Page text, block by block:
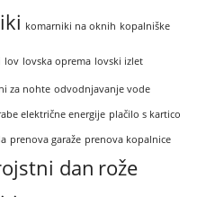
komarniki na oknih kopalniške
lov lovska oprema lovski izlet
za nohte odvodnjavanje vode
električne energije plačilo s kartico
prenova garaže prenova kopalnice
dan rože